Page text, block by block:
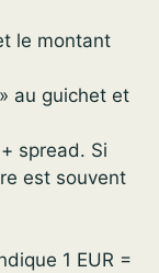
le montant
au guichet et
spread. Si
est souvent
1 EUR =